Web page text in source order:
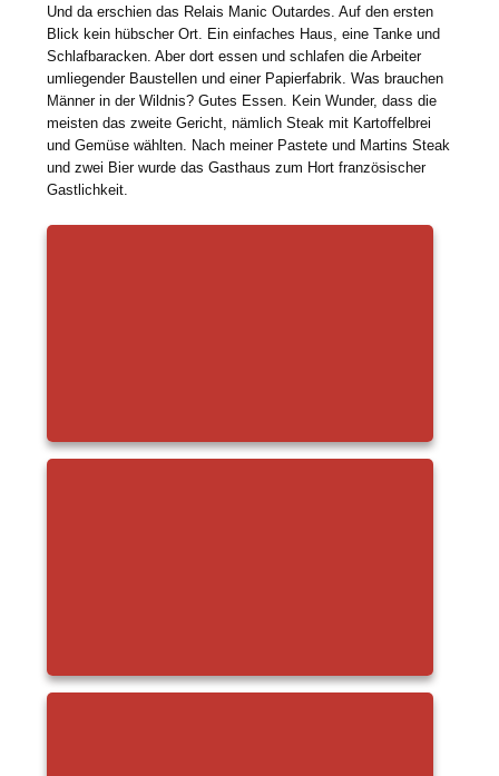
Und da erschien das Relais Manic Outardes. Auf den ersten
Blick kein hübscher Ort. Ein einfaches Haus, eine Tanke und
Schlafbaracken. Aber dort essen und schlafen die Arbeiter
umliegender Baustellen und einer Papierfabrik. Was brauchen
Männer in der Wildnis? Gutes Essen. Kein Wunder, dass die
meisten das zweite Gericht, nämlich Steak mit Kartoffelbrei
und Gemüse wählten. Nach meiner Pastete und Martins Steak
und zwei Bier wurde das Gasthaus zum Hort französischer
Gastlichkeit.